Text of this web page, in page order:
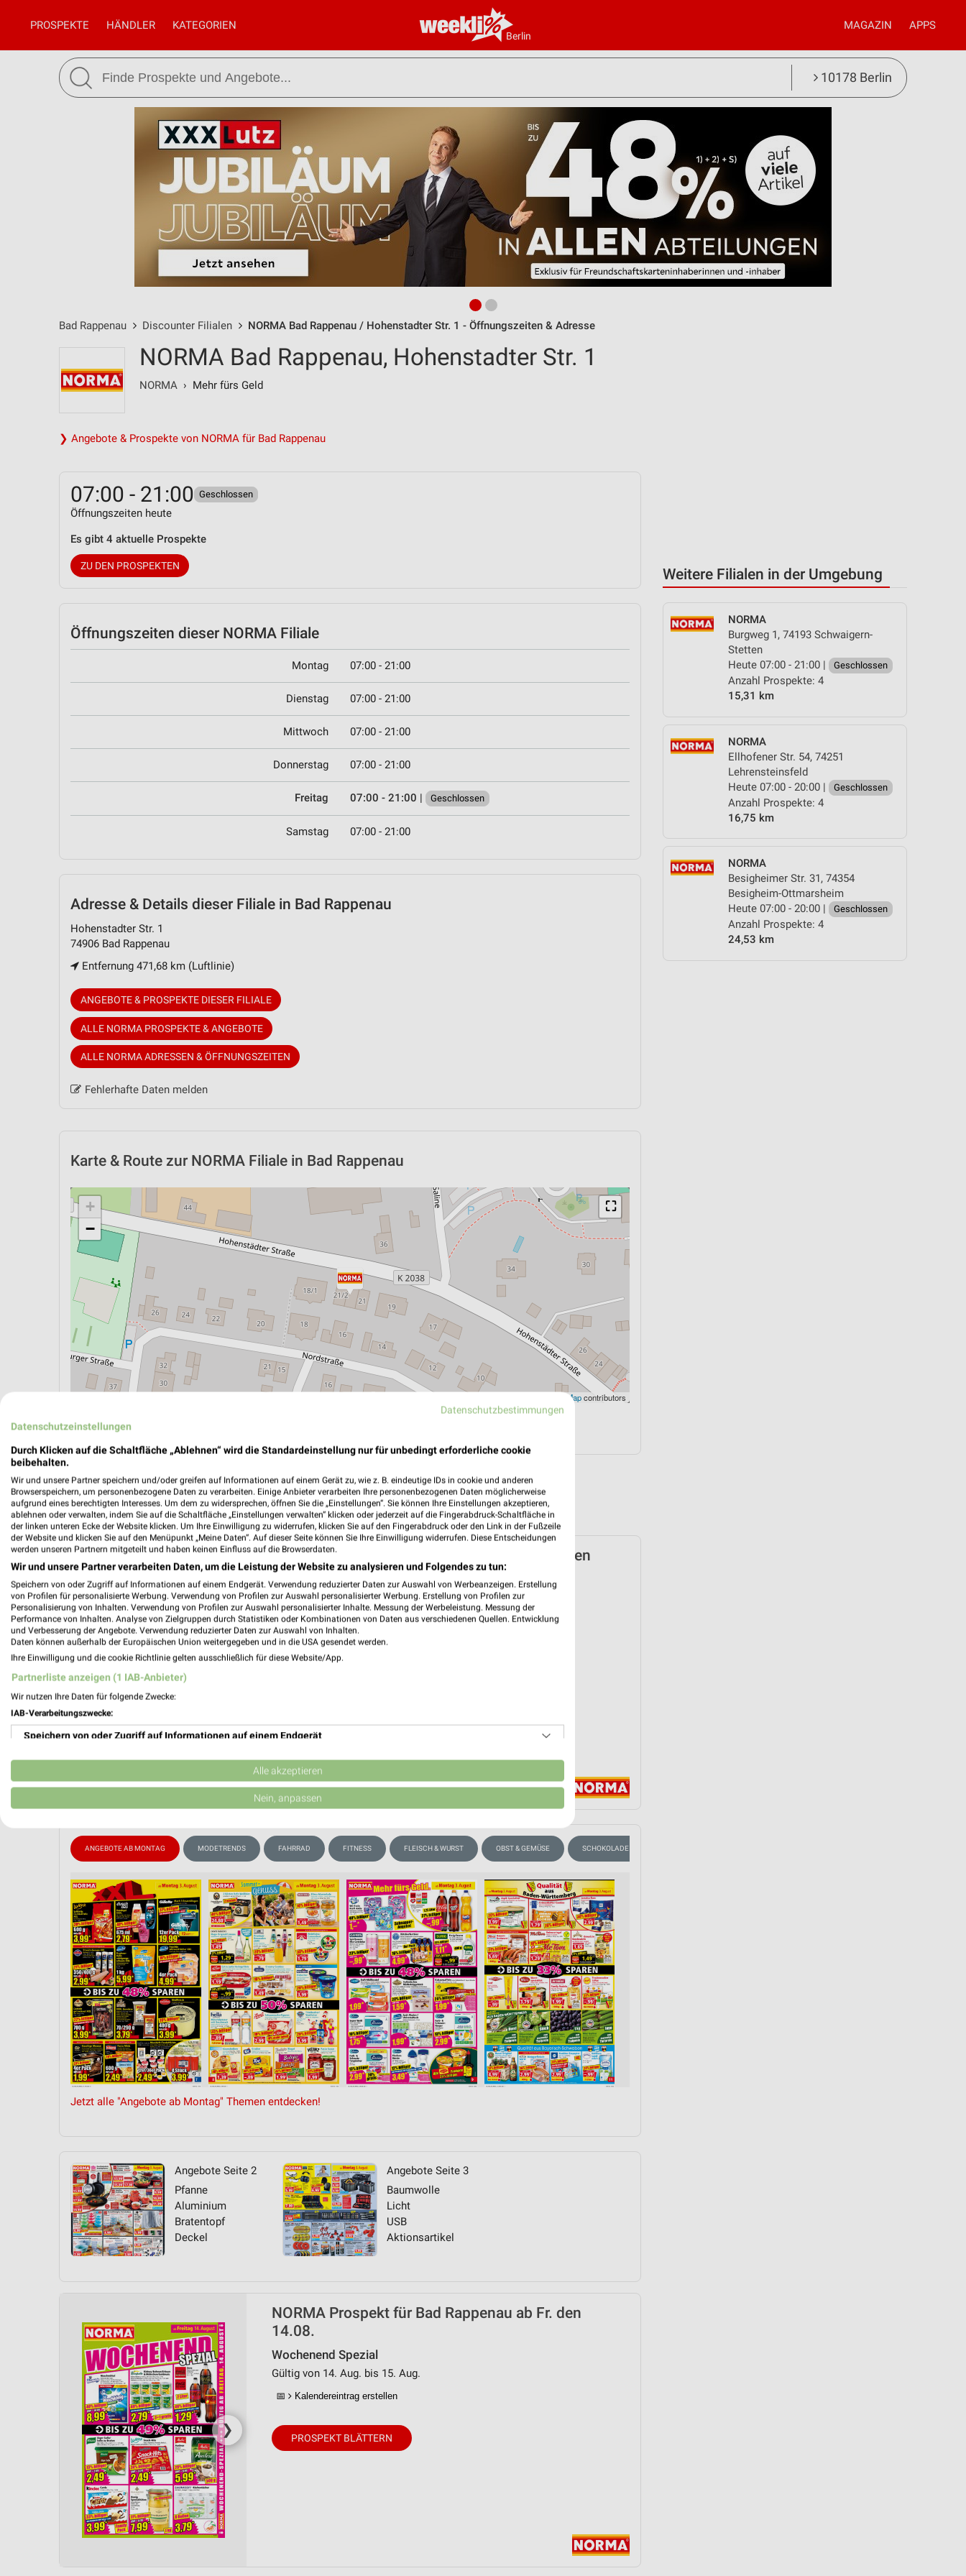
Berlin
PROSPEKTE HÄNDLER KATEGORIEN MAGAZIN APPS
10178 Berlin
Bad Rappenau Discounter Filialen NORMA Bad Rappenau / Hohenstadter Str. 1 - Öffnungszeiten & Adresse
Weitere Filialen in der Umgebung
NORMA
Burgweg 1, 74193 Schwaigern-
Stetten
Heute 07:00 - 21:00 |
Geschlossen
Anzahl Prospekte: 4
15,31 km
NORMA
Ellhofener Str. 54, 74251
Lehrensteinsfeld
Heute 07:00 - 20:00 |
Geschlossen
Anzahl Prospekte: 4
16,75 km
NORMA
Besigheimer Str. 31, 74354
Besigheim-Ottmarsheim
Heute 07:00 - 20:00 |
Geschlossen
Anzahl Prospekte: 4
24,53 km
NORMA Bad Rappenau, Hohenstadter Str. 1
NORMA › Mehr fürs Geld
❯ Angebote & Prospekte von NORMA für Bad Rappenau
07:00 - 21:00 Geschlossen
Öffnungszeiten heute
Es gibt 4 aktuelle Prospekte
ZU DEN PROSPEKTEN
Öffnungszeiten dieser NORMA Filiale
Montag 07:00 - 21:00
Dienstag 07:00 - 21:00
Mittwoch 07:00 - 21:00
Donnerstag 07:00 - 21:00
Freitag 07:00 - 21:00 | Geschlossen
Samstag 07:00 - 21:00
Adresse & Details dieser Filiale in Bad Rappenau
Hohenstadter Str. 1
74906 Bad Rappenau
Entfernung 471,68 km (Luftlinie)
ANGEBOTE & PROSPEKTE DIESER FILIALE
ALLE NORMA PROSPEKTE & ANGEBOTE
ALLE NORMA ADRESSEN & ÖFFNUNGSZEITEN
Fehlerhafte Daten melden
Karte & Route zur NORMA Filiale in Bad Rappenau
⛶
+
−
OpenStreetMapcontributors
ÖPNV ANZEIGEN
Aktuelle Angebote in dieser Filiale
Anzahl Prospekte: 4
Letztes Prospektupdate: vor 5 Tagen
NORMA Prospekt für Bad Rappenau ab Mo. den
03.08.
Gültig von 03. Aug. bis 08. Aug.
📅 Kalendereintrag erstellen
ANGEBOTE AB MONTAG MODETRENDS FAHRRAD FITNESS FLEISCH & WURST OBST & GEMÜSE SCHOKOLADE & SÜSSIGKEITEN
Jetzt alle "Angebote ab Montag" Themen entdecken!
Angebote Seite 2
Pfanne
Aluminium
Bratentopf
Deckel
Angebote Seite 3
Baumwolle
Licht
USB
Aktionsartikel
❯
NORMA Prospekt für Bad Rappenau ab Fr. den
14.08.
Wochenend Spezial
Gültig von 14. Aug. bis 15. Aug.
📅 Kalendereintrag erstellen
PROSPEKT BLÄTTERN
Datenschutzbestimmungen
Datenschutzeinstellungen
Durch Klicken auf die Schaltfläche „Ablehnen“ wird die Standardeinstellung nur für unbedingt erforderliche cookie
beibehalten.
Wir und unsere Partner speichern und/oder greifen auf Informationen auf einem Gerät zu, wie z. B. eindeutige IDs in cookie und anderen
Browserspeichern, um personenbezogene Daten zu verarbeiten. Einige Anbieter verarbeiten Ihre personenbezogenen Daten möglicherweise
aufgrund eines berechtigten Interesses. Um dem zu widersprechen, öffnen Sie die „Einstellungen“. Sie können Ihre Einstellungen akzeptieren,
ablehnen oder verwalten, indem Sie auf die Schaltfläche „Einstellungen verwalten“ klicken oder jederzeit auf die Fingerabdruck-Schaltfläche in
der linken unteren Ecke der Website klicken. Um Ihre Einwilligung zu widerrufen, klicken Sie auf den Fingerabdruck oder den Link in der Fußzeile
der Website und klicken Sie auf den Menüpunkt „Meine Daten“. Auf dieser Seite können Sie Ihre Einwilligung widerrufen. Diese Entscheidungen
werden unseren Partnern mitgeteilt und haben keinen Einfluss auf die Browserdaten.
Wir und unsere Partner verarbeiten Daten, um die Leistung der Website zu analysieren und Folgendes zu tun:
Speichern von oder Zugriff auf Informationen auf einem Endgerät. Verwendung reduzierter Daten zur Auswahl von Werbeanzeigen. Erstellung
von Profilen für personalisierte Werbung. Verwendung von Profilen zur Auswahl personalisierter Werbung. Erstellung von Profilen zur
Personalisierung von Inhalten. Verwendung von Profilen zur Auswahl personalisierter Inhalte. Messung der Werbeleistung. Messung der
Performance von Inhalten. Analyse von Zielgruppen durch Statistiken oder Kombinationen von Daten aus verschiedenen Quellen. Entwicklung
und Verbesserung der Angebote. Verwendung reduzierter Daten zur Auswahl von Inhalten.
Daten können außerhalb der Europäischen Union weitergegeben und in die USA gesendet werden.
Ihre Einwilligung und die cookie Richtlinie gelten ausschließlich für diese Website/App.
Partnerliste anzeigen (1 IAB-Anbieter)
Wir nutzen Ihre Daten für folgende Zwecke:
IAB-Verarbeitungszwecke:
Speichern von oder Zugriff auf Informationen auf einem Endgerät
Verwendung reduzierter Daten zur Auswahl von Werbeanzeigen
Erstellung von Profilen für personalisierte Werbung
Erstellung von Profilen zur Personalisierung von Inhalten
Verwendung von Profilen zur Auswahl personalisierter Inhalte
Messung der Werbeleistung
Messung der Performance von Inhalten
Analyse von Zielgruppen durch Statistiken oder Kombinationen von Daten aus verschiedenen
Entwicklung und Verbesserung der Angebote
Verwendung reduzierter Daten zur Auswahl von Inhalten
IAB-Besonderheiten:
Verwendung genauer Standortdaten
Notwendig
Performance
Alle akzeptieren
Nein, anpassen